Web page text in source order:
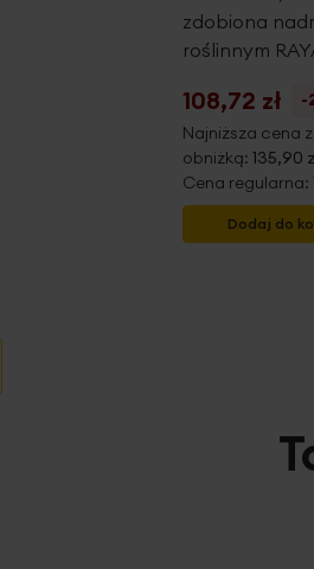
zdobiona
roślinnym
108,72 zł
-
Najniższa cena
obniżką: 135,90
Cena regularna:
Dodaj do